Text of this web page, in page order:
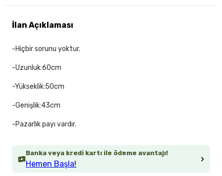
Banka veya kredi kartı ile ödeme avantajı!
Hemen Başla!
İlan Açıklaması
-Hiçbir sorunu yoktur.
-Uzunluk:60cm
-Yükseklik:50cm
-Genişlik:43cm
-Pazarlık payı vardır.